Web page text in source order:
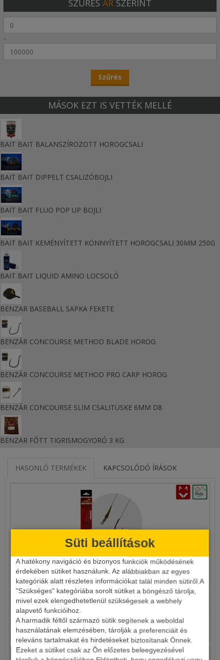
Süti beállítások
A hatékony navigáció és bizonyos funkciók működésének
érdekében sütiket használunk. Az alábbiakban az egyes
kategóriák alatt részletes információkat talál minden sütiről.A
"Szükséges" kategóriába sorolt sütiket a böngésző tárolja,
mivel ezek elengedhetetlenül szükségesek a webhely
alapvető funkcióihoz.
A harmadik féltől származó sütik segítenek a weboldal
használatának elemzésében, tárolják a preferenciáit és
releváns tartalmakat és hirdetéseket biztosítanak Önnek.
Ezeket a sütiket csak az Ön előzetes beleegyezésével
SZŰRÉS ÁR SZERINT
-
MÁSOK EZT IS VETTÉK MELLÉ
BAIT BAIT BALANSZÍROZOTT HOROGCSALI
BAIT BAIT DIPPELT CSALIZÓBOJLI
BAIT BAIT FLUO POP UP BOJLI
BAIT BAIT KEMÉNYÍTETT KÖNNYÍTETT HOROGCSALI 30MM 250G
BAIT BAIT LIQUID AMINO LOCSOLÓ
BENZAR BASEBALL SAPKA FEKETE
BENZÁR CONCOURSE METHOD BLADE HOROG
BENZÁR CONCOURSE METHOD PRO CARP HOROG
BENZÁR CONCOURSE SLIM CSALITÜSKE 6MM D8
BENZAR FŐTT TIGRISMOGYORÓ 3 KG
HASONLÓ TERMÉKEK KAPCSOLÓDÓ ÍRÁSOK
CARP EXPERT CLASSIC BOILIE RIG
1 590 Ft
Részletek